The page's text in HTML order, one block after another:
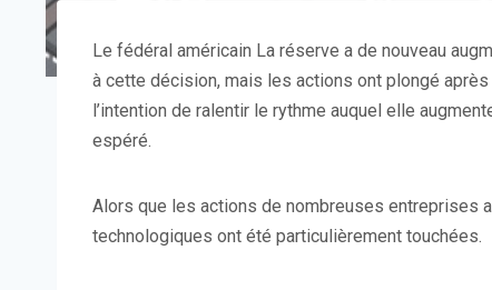
Le fédéral américain La réserve a de nouveau
à cette décision, mais les actions ont plongé
l’intention de ralentir le rythme auquel elle
espéré.
Alors que les actions de nombreuses entreprises
technologiques ont été particulièrement touchées.